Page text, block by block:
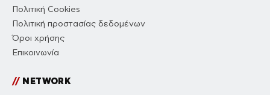
Πολιτική Cookies
Πολιτική προστασίας δεδομένων
Όροι χρήσης
Επικοινωνία
//NETWORK